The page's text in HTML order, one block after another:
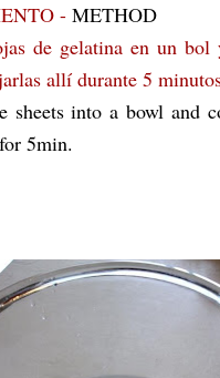
-METHOD
de gelatina en un
allí durante 5
sheets into a bowl and
5min.